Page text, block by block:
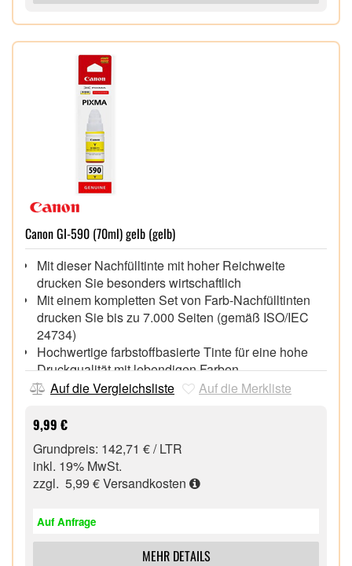
Canon GI-590 (70ml) gelb (gelb)
Mit dieser Nachfülltinte mit hoher Reichweite
drucken Sie besonders wirtschaftlich
Mit einem kompletten Set von Farb-Nachfülltinten
drucken Sie bis zu 7.000 Seiten (gemäß ISO/IEC
24734)
Hochwertige farbstoffbasierte Tinte für eine hohe
Druckqualität mit lebendigen Farben
Schnelles und einfaches Nachfüllen dank des
Kompatibel mit: PIXMA G1500, PIXMA G2500,
PIXMA G3500, PIXMA G4500, PIXMA G1510,
PIXMA G2510, PIXMA G3510, PIXMA G4510,
PIXMA G1410, PIXMA G2410, PIXMA G3410,
PIXMA G4410
Auf die Vergleichsliste Auf die Merkliste
9,99 €
Grundpreis: 142,71 € / LTR
inkl. 19% MwSt.
zzgl. 5,99 €Versandkosten
Auf Anfrage
MEHR DETAILS